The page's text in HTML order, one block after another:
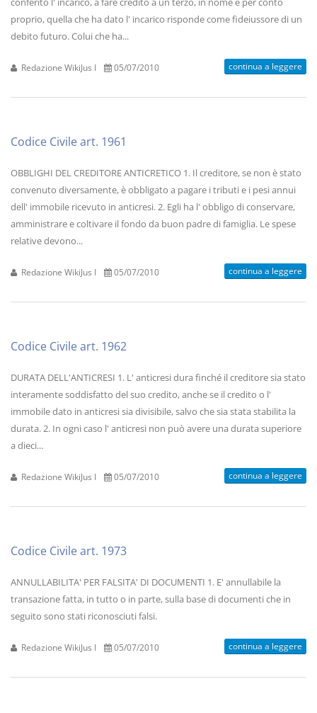
proprio, quella che ha dato l' incarico risponde come fideiussore di un
debito futuro. Colui che ha...
Redazione WikiJus I 05/07/2010 continua a leggere
Codice Civile art. 1961
OBBLIGHI DEL CREDITORE ANTICRETICO 1. Il creditore, se non è stato
convenuto diversamente, è obbligato a pagare i tributi e i pesi annui
dell' immobile ricevuto in anticresi. 2. Egli ha l' obbligo di conservare,
amministrare e coltivare il fondo da buon padre di famiglia. Le spese
relative devono...
Redazione WikiJus I 05/07/2010 continua a leggere
Codice Civile art. 1962
DURATA DELL'ANTICRESI 1. L' anticresi dura finché il creditore sia stato
interamente soddisfatto del suo credito, anche se il credito o l'
immobile dato in anticresi sia divisibile, salvo che sia stata stabilita la
durata. 2. In ogni caso l' anticresi non può avere una durata superiore
a dieci...
Redazione WikiJus I 05/07/2010 continua a leggere
Codice Civile art. 1973
ANNULLABILITA' PER FALSITA' DI DOCUMENTI 1. E' annullabile la
transazione fatta, in tutto o in parte, sulla base di documenti che in
seguito sono stati riconosciuti falsi.
Redazione WikiJus I 05/07/2010 continua a leggere